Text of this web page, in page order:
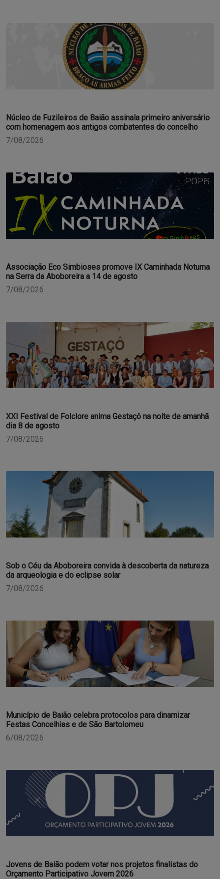
Núcleo de Fuzileiros de Baião assinala primeiro aniversário
com homenagem aos antigos combatentes do concelho
7/08/2026
Associação Eco Simbioses promove IX Caminhada Noturna
na Serra da Aboboreira a 14 de agosto
7/08/2026
XXI Festival de Folclore anima Gestaçô na noite de amanhã
dia 8 de agosto
7/08/2026
Sob o Céu da Aboboreira convida à descoberta da natureza
da arqueologia e do eclipse solar
7/08/2026
Município de Baião celebra protocolos para dinamizar
Festas Concelhias e de São Bartolomeu
6/08/2026
Jovens de Baião podem votar nos projetos finalistas do
Orçamento Participativo Jovem 2026